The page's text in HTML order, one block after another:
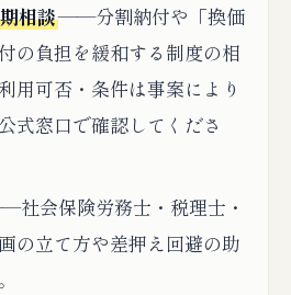
相談——分割納付や「換価
の負担を緩和する制度の相
用可否・条件は事案により
式窓口で確認してくださ
社会保険労務士・税理士・
の立て方や差押え回避の助